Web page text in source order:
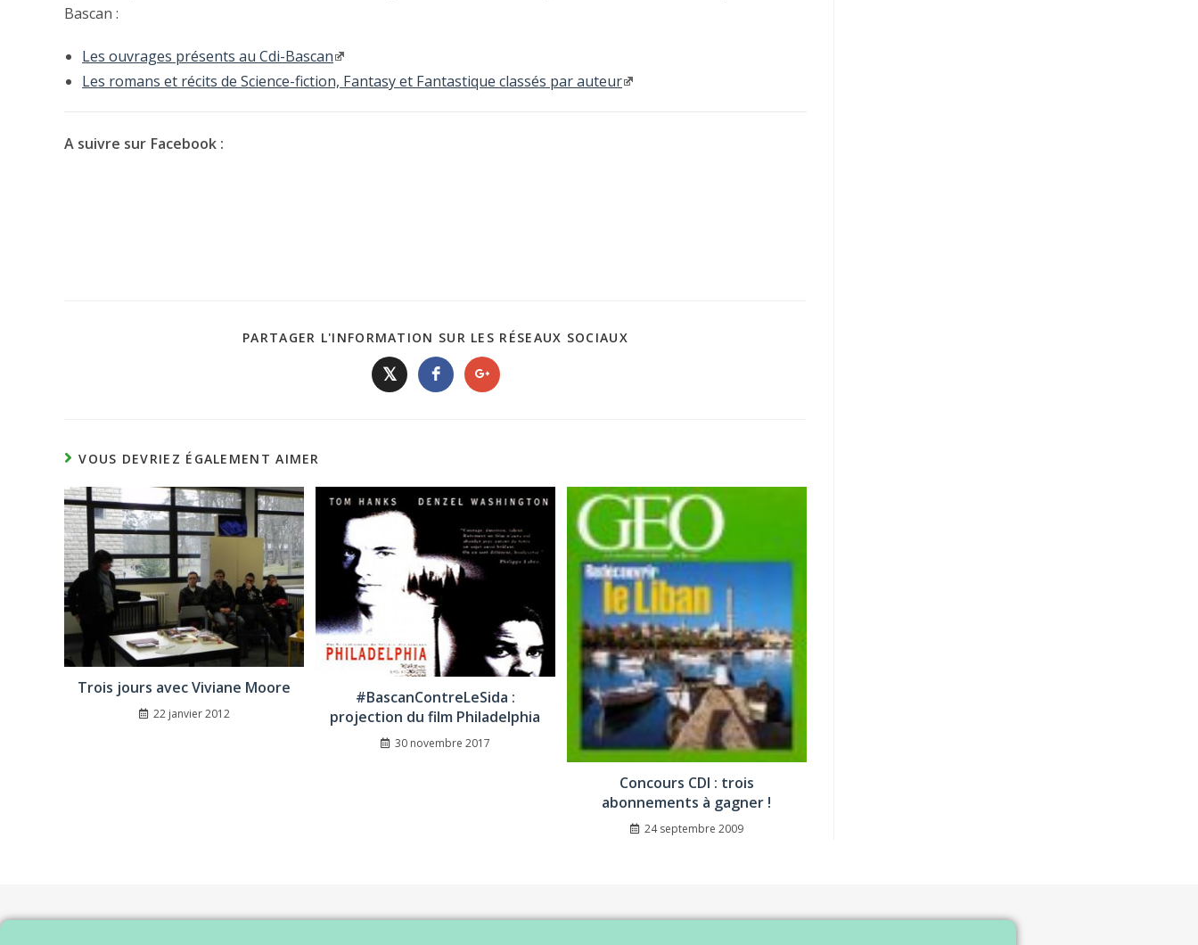
Bascan :
Les ouvrages présents au Cdi-Bascan
Les romans et récits de Science-fiction, Fantasy et Fantastique classés par auteur
A suivre sur Facebook :
PARTAGER L'INFORMATION SUR LES RÉSEAUX SOCIAUX
𝕏
VOUS DEVRIEZ ÉGALEMENT AIMER
Trois jours avec Viviane Moore
22 janvier 2012
#BascanContreLeSida :
projection du film Philadelphia
30 novembre 2017
Concours CDI : trois
abonnements à gagner !
24 septembre 2009